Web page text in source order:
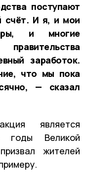
поступают
счёт. И я, и мои
и многие
заработок.
что мы пока
— сказал
является
Великой
жителей